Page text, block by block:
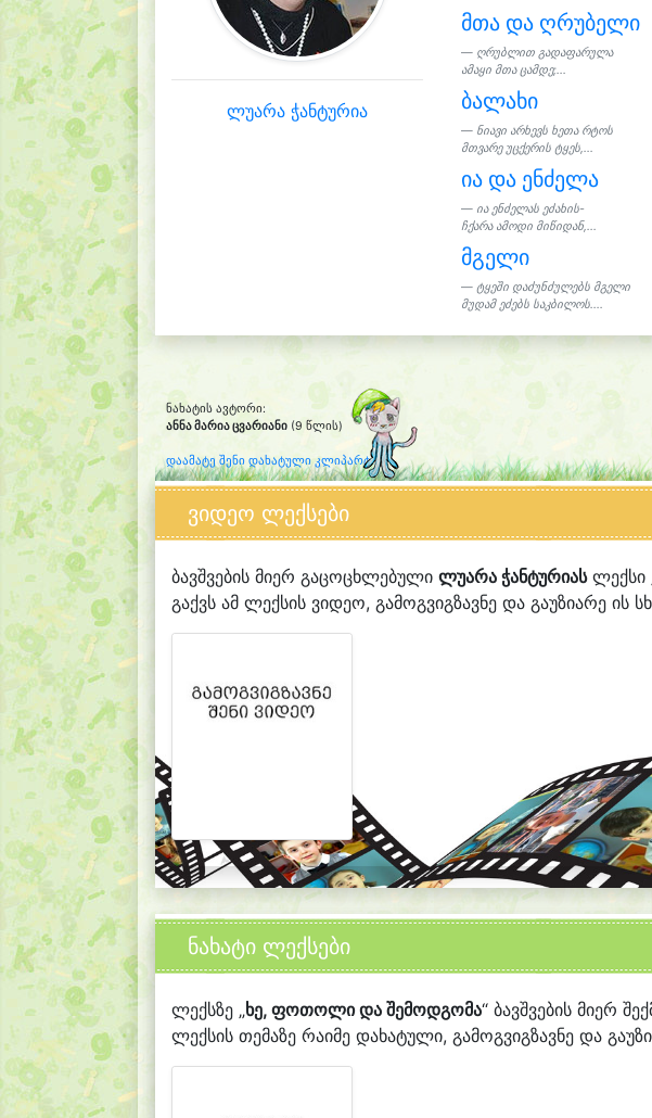
ლუარა ჭანტურია
მთა და ღრუბელი
ღრუბლით გადაფარულა
ამაყი მთა ცამდე;...
ბალახი
ნიავი არხევს ხეთა რტოს
მთვარე უცქერის ტყეს,...
ია და ენძელა
ია ენძელას ეძახის-
ჩქარა ამოდი მიწიდან,...
მგელი
ტყეში დაძუნძულებს მგელი
მუდამ ეძებს საკბილოს....
ნახატის ავტორი:
ანნა მარია ცვარიანი (9 წლის)
დაამატე შენი დახატული კლიპარტი
ვიდეო ლექსები
ბავშვების მიერ გაცოცხლებული ლუარა ჭანტურიასლექსი
გაქვს ამ ლექსის ვიდეო, გამოგვიგზავნე და გაუზიარე ის
ნახატი ლექსები
ლექსზე „ხე, ფოთოლი და შემოდგომა“ ბავშვების მიერ
ლექსის თემაზე რაიმე დახატული, გამოგვიგზავნე და